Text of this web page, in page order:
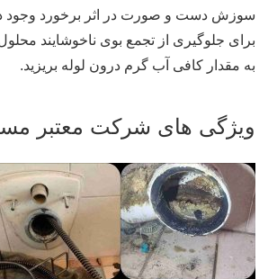
سوزش دست و صورت در اثر برخورد وجود
برای جلوگیری از تجمع بوی ناخوشایند
به مقدار کافی آب گرم درون لوله بریزید.
ویژگی‌ های شرکت معتبر